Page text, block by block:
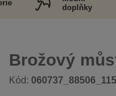
doplňky
Brožový
Kód: